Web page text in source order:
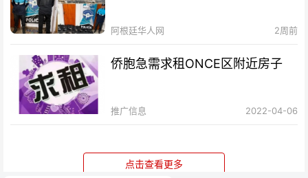
阿根廷华人网 2周前
侨胞急需求租ONCE区附近房子
推广信息 2022-04-06
点击查看更多